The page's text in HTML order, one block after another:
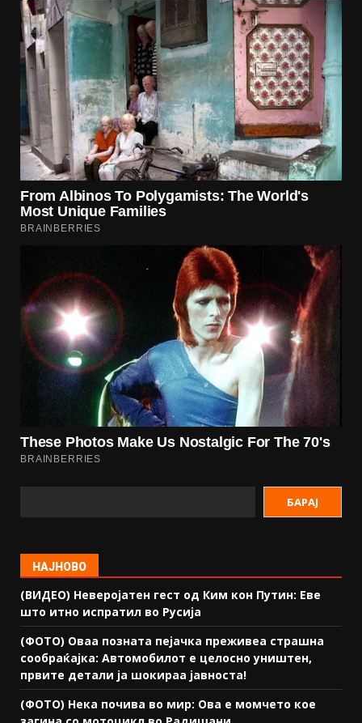
БАРАЈ
НАЈНОВО
(ВИДЕО) Неверојатен гест од Ким кон Путин: Еве
што итно испратил во Русија
(ФОТО) Оваа позната пејачка преживеа страшна
сообраќајка: Автомобилот е целосно уништен,
првите детали ја шокираа јавноста!
(ФОТО) Нека почива во мир: Ова е момчето кое